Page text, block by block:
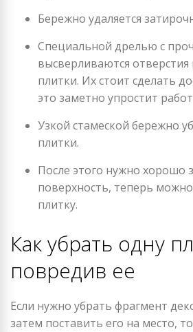
Бережно удаляется
Специальной дрелью с
высверливаются
плитки. Их стоит сделать
это заметно упростит
Узкой стамеской бережно
плитки.
После этого нужно хорошо
поверхность, теперь
плитку.
Как убрать одну
повредив ее
Если нужно убрать фрагмент
затем поставить его на место,